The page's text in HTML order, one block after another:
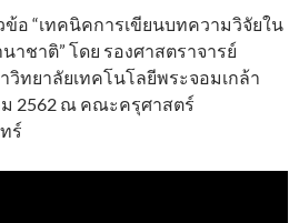
อ “เทคนิคการเขียนบทความวิจัยใน
าชาติ” โดย รองศาสตราจารย์
ทยาลัยเทคโนโลยีพระจอมเกล้า
2562 ณ คณะครุศาสตร์
ร์